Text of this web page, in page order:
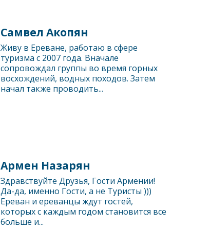
Самвел Акопян
Живу в Ереване, работаю в сфере
туризма с 2007 года. Вначале
сопровождал группы во время горных
восхождений, водных походов. Затем
начал также проводить...
Армен Назарян
Здравствуйте Друзья, Гости Армении!
Да-да, именно Гости, а не Туристы )))
Ереван и ереванцы ждут гостей,
которых с каждым годом становится все
больше и...